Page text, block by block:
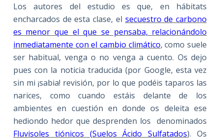
Los autores del estudio es que, en hábitats
encharcados de esta clase, el secuestro de carbono
es menor que el que se pensaba, relacionándolo
inmediatamente con el cambio climático, como suele
ser habitual, venga o no venga a cuento. Os dejo
pues con la noticia traducida (por Google, esta vez
sin mi ¡sabia! revisión, por lo que podéis taparos las
narices, como cuando estáis delante de los
ambientes en cuestión en donde os deleita ese
hediondo hedor que desprenden los denominados
Fluvisoles tiónicos (Suelos Ácido Sulfatados). Os